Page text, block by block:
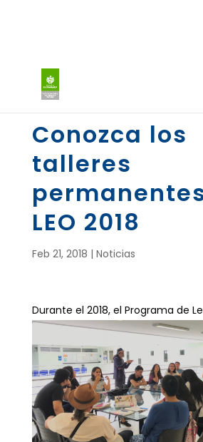
Conozca los
talleres
LEO 2018
Feb 21, 2018 | Noticias
Durante el 2018, el Programa de